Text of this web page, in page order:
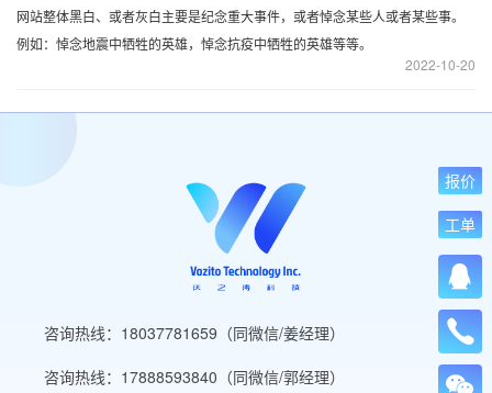
10-20
2022
网站整体黑白、或者灰白主要是纪念重大事件，或者悼念某些人或者某些事。
例如：悼念地震中牺牲的英雄，悼念抗疫中牺牲的英雄等等。
咨询热线：18037781659（同微信/姜经理）
咨询热线：17888593840（同微信/郭经理）
报价
工单